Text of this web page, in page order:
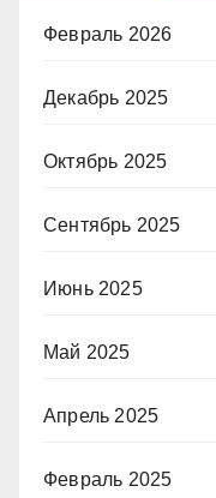
Февраль 2026
Декабрь 2025
Октябрь 2025
Сентябрь 2025
Июнь 2025
Май 2025
Апрель 2025
Февраль 2025